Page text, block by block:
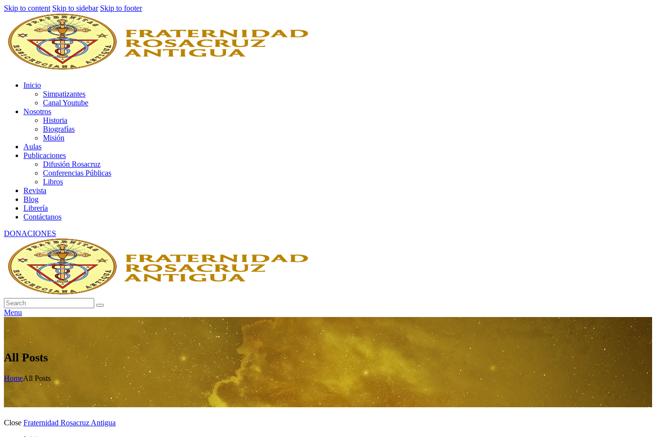
Skip to content Skip to sidebar Skip to footer
Inicio
Simpatizantes
Canal Youtube
Nosotros
Historia
Biografías
Misión
Aulas
Publicaciones
Difusión Rosacruz
Conferencias Públicas
Libros
Revista
Blog
Librería
Contáctanos
DONACIONES
Menu
All Posts
HomeAll Posts
Close Fraternidad Rosacruz Antigua